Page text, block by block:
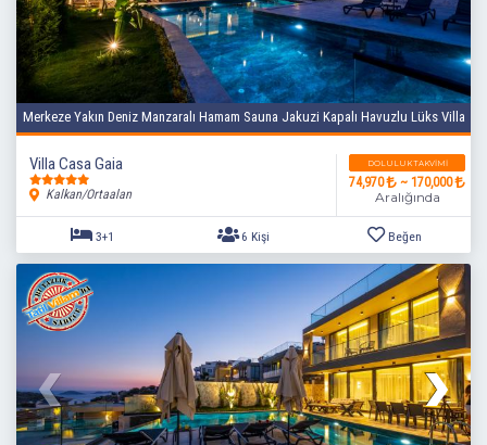
Beğen
Merkeze Yakın Deniz Manzaralı Hamam Sauna Jakuzi Kapalı Havuzlu Lüks Villa
Villa Casa Gaia
Kalkan/Ortaalan
DOLULUK TAKVIMI
74,970 ~ 170,000
Aralığında